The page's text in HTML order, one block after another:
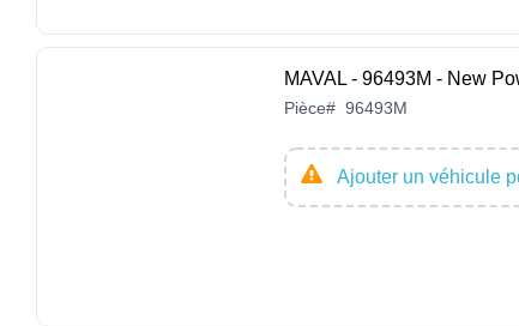
MAVAL - 96493M - New
Pièce# 96493M
Ajouter un véhicule